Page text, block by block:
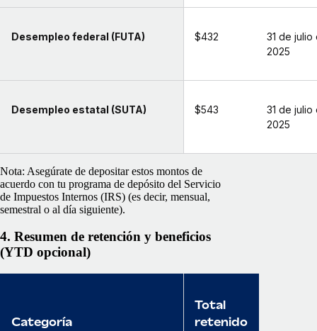
Desempleo federal (FUTA) $432
31 de julio
2025
Desempleo estatal (SUTA) $543
31 de julio
2025
Nota: Asegúrate de depositar estos montos de
acuerdo con tu programa de depósito del Servicio
de Impuestos Internos (IRS) (es decir, mensual,
semestral o al día siguiente).
4. Resumen de retención y beneficios
(YTD opcional)
Categoría
Total
retenido